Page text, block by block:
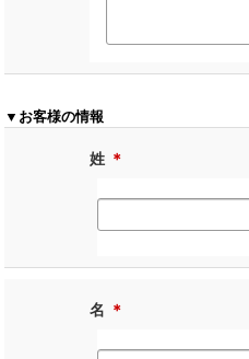
▼お客様の情報
姓 ＊
名 ＊